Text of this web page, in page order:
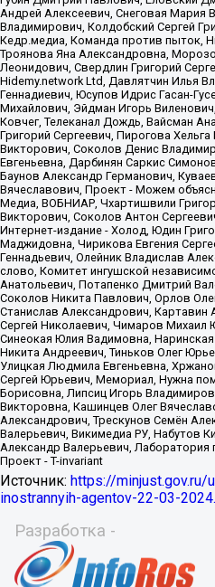
Источник: https://
inostrannyih-agentov-22-03-
Разработка -